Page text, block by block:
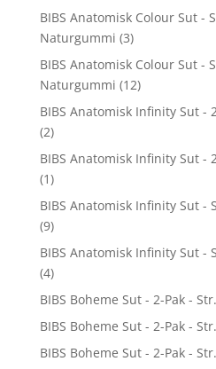
BIBS Anatomisk Colour Sut -
Naturgummi (3)
BIBS Anatomisk Colour Sut -
Naturgummi (12)
BIBS Anatomisk Infinity Sut -
(2)
BIBS Anatomisk Infinity Sut -
(1)
BIBS Anatomisk Infinity Sut -
(9)
BIBS Anatomisk Infinity Sut -
(4)
BIBS Boheme Sut - 2-Pak -
BIBS Boheme Sut - 2-Pak -
BIBS Boheme Sut - 2-Pak -